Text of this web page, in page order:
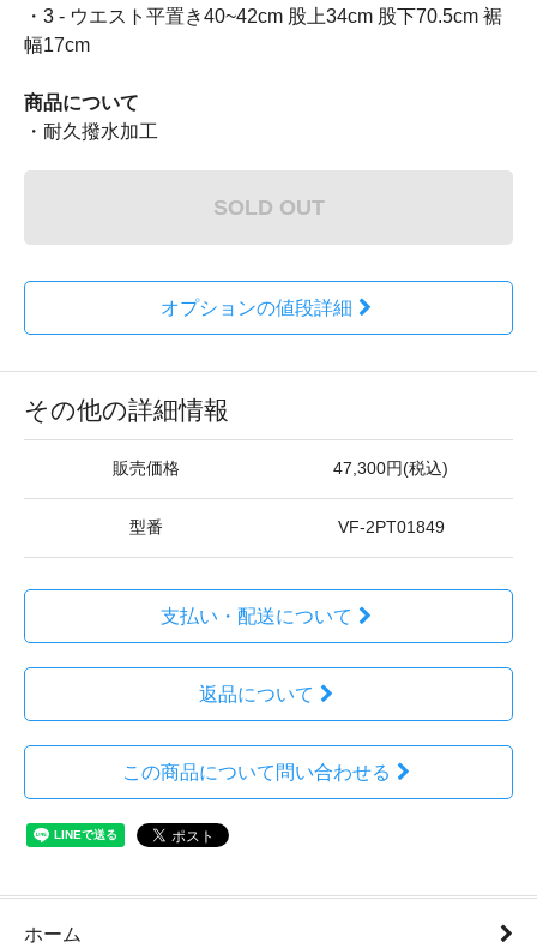
・3 - ウエスト平置き40~42cm 股上34cm 股下70.5cm 裾
幅17cm
商品について
・耐久撥水加工
SOLD OUT
オプションの値段詳細
その他の詳細情報
販売価格 47,300円(税込)
型番 VF-2PT01849
支払い・配送について
返品について
この商品について問い合わせる
ホーム